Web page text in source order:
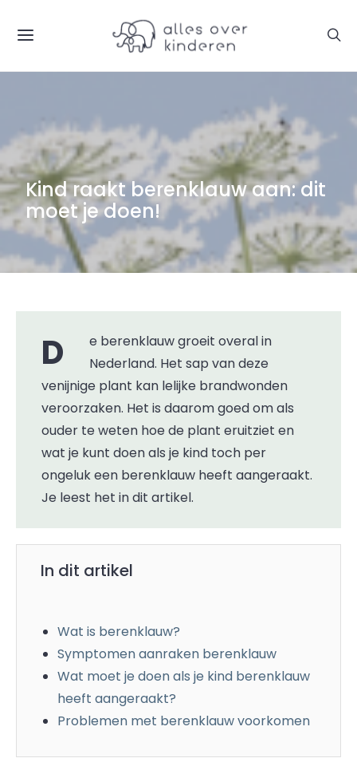
Kind raakt berenklauw aan: dit
moet je doen!
De berenklauw groeit overal in
Nederland. Het sap van deze
venijnige plant kan lelijke brandwonden
veroorzaken. Het is daarom goed om als
ouder te weten hoe de plant eruitziet en
wat je kunt doen als je kind toch per
ongeluk een berenklauw heeft aangeraakt.
Je leest het in dit artikel.
In dit artikel
Wat is berenklauw?
Symptomen aanraken berenklauw
Wat moet je doen als je kind berenklauw
heeft aangeraakt?
Problemen met berenklauw voorkomen